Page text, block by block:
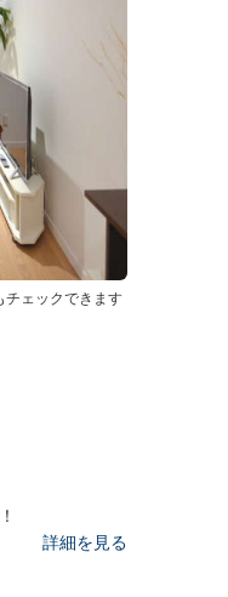
チェックできます
詳細を見る